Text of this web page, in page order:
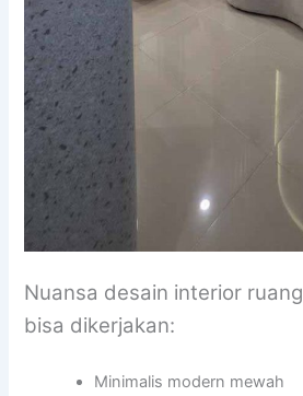
Nuansa desain interior
bisa dikerjakan:
Minimalis modern mewah